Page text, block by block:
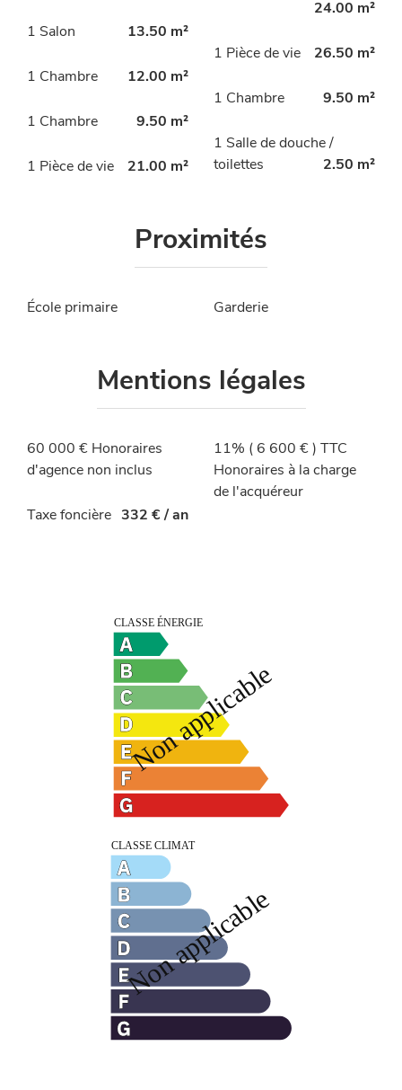
24.00 m²
1 Salon
13.50 m²
1 Pièce de vie
26.50 m²
1 Chambre
12.00 m²
1 Chambre
9.50 m²
1 Chambre
9.50 m²
1 Salle de douche /
toilettes
2.50 m²
1 Pièce de vie 21.00 m²
Proximités
École primaire Garderie
Mentions légales
60 000 € Honoraires
d'agence non inclus
11% ( 6 600 € ) TTC
Honoraires à la charge
de l'acquéreur
Taxe foncière
332 € / an